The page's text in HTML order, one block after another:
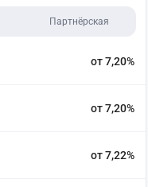
Партнёрская
от 7,20%
от 7,20%
от 7,22%